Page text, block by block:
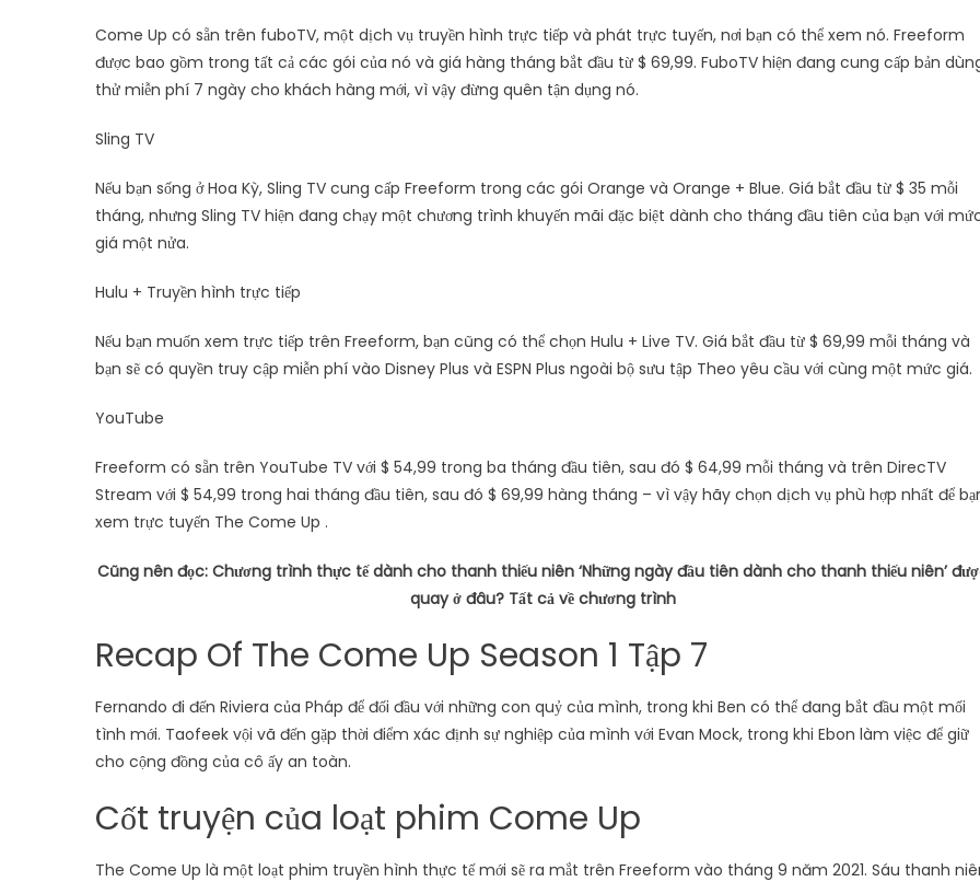
Come Up có sẵn trên fuboTV, một dịch vụ truyền hình trực tiếp và phát trực tuyến, nơi bạn có thể xem nó. Freeform
được bao gồm trong tất cả các gói của nó và giá hàng tháng bắt đầu từ $ 69,99. FuboTV hiện đang cung cấp bản
thử miễn phí 7 ngày cho khách hàng mới, vì vậy đừng quên tận dụng nó.
Sling TV
Nếu bạn sống ở Hoa Kỳ, Sling TV cung cấp Freeform trong các gói Orange và Orange + Blue. Giá bắt đầu từ $ 35 mỗi
tháng, nhưng Sling TV hiện đang chạy một chương trình khuyến mãi đặc biệt dành cho tháng đầu tiên của bạn với
giá một nửa.
Hulu + Truyền hình trực tiếp
Nếu bạn muốn xem trực tiếp trên Freeform, bạn cũng có thể chọn Hulu + Live TV. Giá bắt đầu từ $ 69,99 mỗi tháng và
bạn sẽ có quyền truy cập miễn phí vào Disney Plus và ESPN Plus ngoài bộ sưu tập Theo yêu cầu với cùng một mức giá.
YouTube
Freeform có sẵn trên YouTube TV với $ 54,99 trong ba tháng đầu tiên, sau đó $ 64,99 mỗi tháng và trên DirecTV
Stream với $ 54,99 trong hai tháng đầu tiên, sau đó $ 69,99 hàng tháng – vì vậy hãy chọn dịch vụ phù hợp nhất để
xem trực tuyến The Come Up .
Cũng nên đọc: Chương trình thực tế dành cho thanh thiếu niên ‘Những ngày đầu tiên dành cho thanh thiếu niên’
quay ở đâu? Tất cả về chương trình
Recap Of The Come Up Season 1 Tập 7
Fernando đi đến Riviera của Pháp để đối đầu với những con quỷ của mình, trong khi Ben có thể đang bắt đầu một mối
tình mới. Taofeek vội vã đến gặp thời điểm xác định sự nghiệp của mình với Evan Mock, trong khi Ebon làm việc để giữ
cho cộng đồng của cô ấy an toàn.
Cốt truyện của loạt phim Come Up
The Come Up là một loạt phim truyền hình thực tế mới sẽ ra mắt trên Freeform vào tháng 9 năm 2021. Sáu thanh